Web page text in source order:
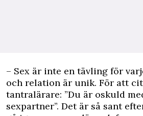
– Sex är inte en tävling för
och relation är unik. För att
tantralärare: ”Du är oskuld
sexpartner”. Det är så sant